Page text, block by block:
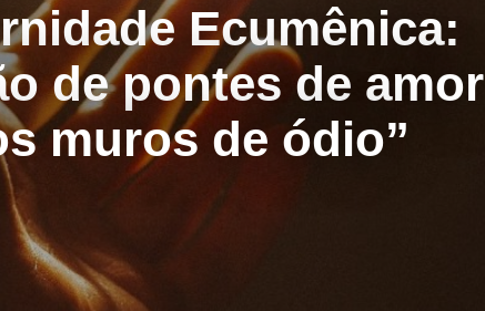
Ecumênica:
de pontes de amor
muros de ódio”